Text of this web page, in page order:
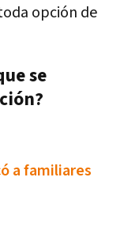
opción de
se
a familiares